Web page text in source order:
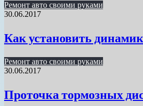
Ремонт авто своими руками
30.06.2017
Как установить
Ремонт авто своими руками
30.06.2017
Проточка тормозных